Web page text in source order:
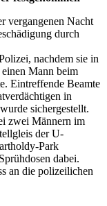
vergangenen Nacht
durch
nachdem sie in
Mann beim
Eintreffende Beamte
in
sichergestellt.
zwei Männern im
der U-
Park
dabei.
an die polizeilichen